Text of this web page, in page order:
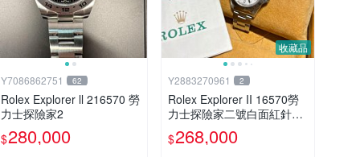
Y7086862751 62
Rolex Explorer ll 216570 勞
力士探險家2
$280,000
收藏品
Y2883270961 2
Rolex Explorer II 16570勞
力士探險家二號白面紅針T-
25面 奶油色（已交流）
$268,000